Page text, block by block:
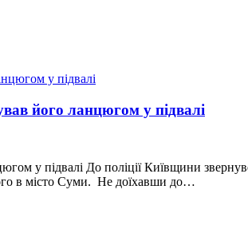
його ланцюгом у підвалі
у підвалі До поліції Київщини
в місто Суми. Не доїхавши до…